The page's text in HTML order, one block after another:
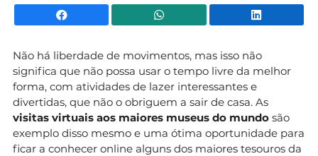
Facebook WhatsApp
Não há liberdade de movimentos, mas isso não
significa que não possa usar o tempo livre da melhor
forma, com atividades de lazer interessantes e
divertidas, que não o obriguem a sair de casa. As
visitas virtuais aos maiores museus do mundo são
exemplo disso mesmo e uma ótima oportunidade para
ficar a conhecer online alguns dos maiores tesouros da